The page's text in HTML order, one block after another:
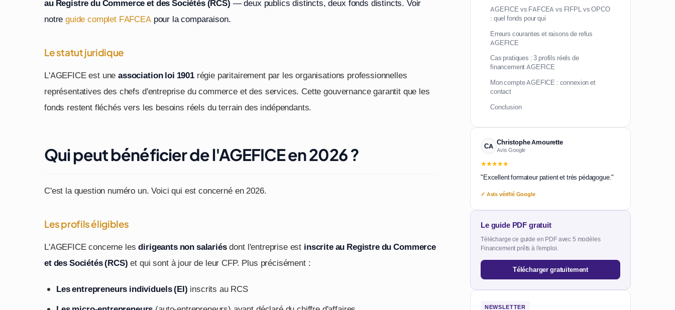
au Registre du Commerce et des Sociétés (RCS) — deux publics distincts, deux fonds distincts. Voir
notreguide complet FAFCEApour la comparaison.
Le statut juridique
L'AGEFICE est uneassociation loi 1901régie paritairement par les organisations professionnelles
représentatives des chefs d'entreprise du commerce et des services. Cette gouvernance garantit que les
fonds restent fléchés vers les besoins réels du terrain des indépendants.
Qui peut bénéficier de l'AGEFICE en 2026 ?
C'est la question numéro un. Voici qui est concerné en 2026.
Les profils éligibles
L'AGEFICE concerne lesdirigeants non salariésdont l'entreprise est inscrite au Registre du Commerce
et des Sociétés (RCS) et qui sont à jour de leur CFP. Plus précisément :
Les entrepreneurs individuels (EI) inscrits au RCS
AGEFICE vs FAFCEA vs FIFPL vs OPCO
: quel fonds pour qui
Erreurs courantes et raisons de refus
AGEFICE
Cas pratiques : 3 profils réels de
financement AGEFICE
Mon compte AGEFICE : connexion et
contact
Conclusion
CA Christophe Amourette
Avis Google
★★★★★
"Excellent formateur patient et très pédagogue."
✓ Avis vérifié Google
Le guide PDF gratuit
Télécharge ce guide en PDF avec 5 modèles
Financement prêts à l'emploi.
Télécharger gratuitement
NEWSLETTER